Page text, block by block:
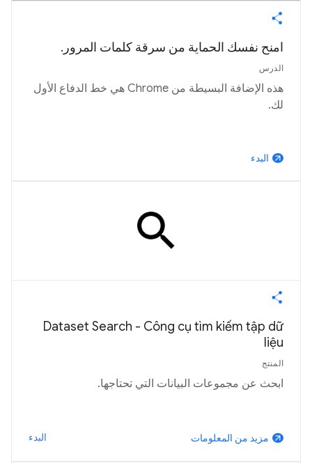
امنح نفسك الحماية من سرقة كلمات المرور.
الدرس
هذه الإضافة البسيطة من Chrome هي خط الدفاع الأول
لك.
arrow_outward البدء
Dataset Search - Công cụ tìm kiếm tập dữ
liệu
المنتج
ابحث عن مجموعات البيانات التي تحتاجها.
arrow_outward مزيد من المعلومات البدء